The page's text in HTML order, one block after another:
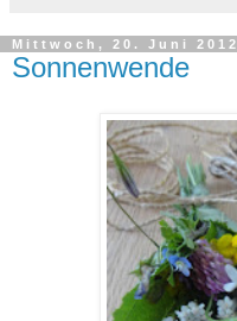
Mittwoch, 20. Juni 2012
Sonnenwende